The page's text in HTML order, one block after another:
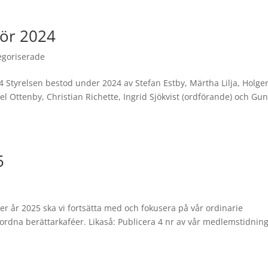
2024
bestod under 2024 av Stefan Estby, Märtha Lilja,
Ottenby, Christian Richette, Ingrid Sjökvist (ordförande) och
år 2025 ska vi fortsätta med och fokusera på vår ordinarie
berättarkaféer. Likaså: Publicera 4 nr av vår